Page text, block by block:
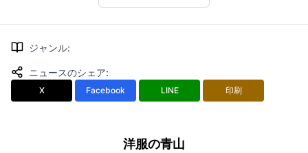
ジャンル:
ニュースのシェア:
X Facebook LINE 印刷
洋服の青山